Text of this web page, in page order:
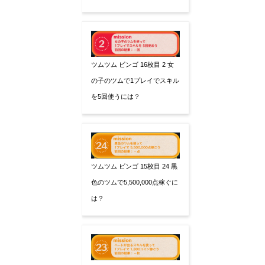
ツムツム ビンゴ 16枚目 2 女
の子のツムで1プレイでスキル
を5回使うには？
ツムツム ビンゴ 15枚目 24 黒
色のツムで5,500,000点稼ぐに
は？